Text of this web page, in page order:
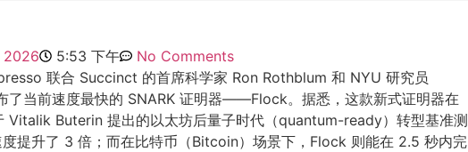
2026 5:53 下午
No Comments
联合 Succinct 的首席科学家 Ron Rothblum 和 NYU 研究员
了当前速度最快的 SNARK 证明器——Flock。据悉，这款新式证明器在
Vitalik Buterin 提出的以太坊后量子时代（quantum-ready）转型基准测
提升了 3 倍；而在比特币（Bitcoin）场景下，Flock 则能在 2.5 秒内完